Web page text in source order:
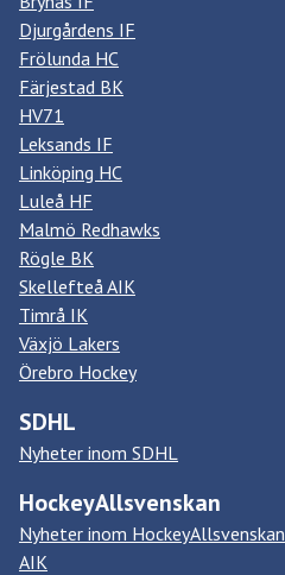
Djurgårdens IF
Frölunda HC
Färjestad BK
HV71
Leksands IF
Linköping HC
Luleå HF
Malmö Redhawks
Rögle BK
Skellefteå AIK
Timrå IK
Växjö Lakers
Örebro Hockey
SDHL
Nyheter inom SDHL
HockeyAllsvenskan
Nyheter inom HockeyAllsvenskan
AIK